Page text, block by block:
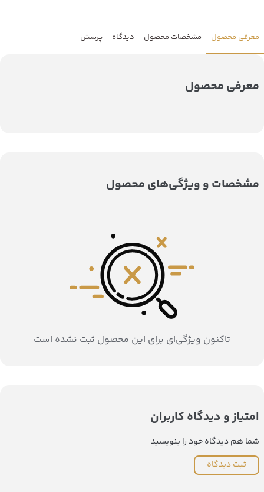
معرفی محصول مشخصات محصول دیدگاه پرسش
معرفی محصول
مشخصات و ویژگی‌های محصول
تاکنون ویژگی‌ای برای این محصول ثبت نشده است
امتیاز و دیدگاه کاربران
شما هم دیدگاه خود را بنویسید
ثبت دیدگاه